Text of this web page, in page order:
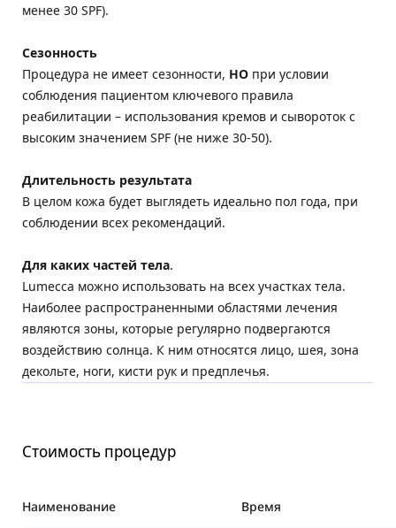
менее 30 SPF).
Сезонность
Процедура не имеет сезонности, НО при условии
соблюдения пациентом ключевого правила
реабилитации – использования кремов и сывороток с
высоким значением SPF (не ниже 30-50).
Длительность результата
В целом кожа будет выглядеть идеально пол года, при
соблюдении всех рекомендаций.
Для каких частей тела.
Lumecca можно использовать на всех участках тела.
Наиболее распространенными областями лечения
являются зоны, которые регулярно подвергаются
воздействию солнца. К ним относятся лицо, шея, зона
декольте, ноги, кисти рук и предплечья.
Стоимость процедур
Наименование Время